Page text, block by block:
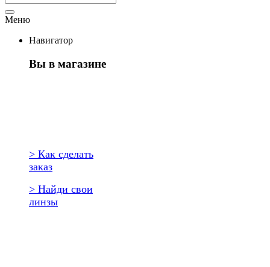
Меню
Навигатор
Вы в магазине
> Как сделать
заказ
> Найди свои
линзы